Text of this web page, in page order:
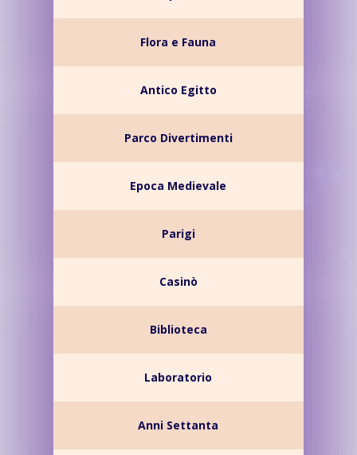
Flora e Fauna
Antico Egitto
Parco Divertimenti
Epoca Medievale
Parigi
Casinò
Biblioteca
Laboratorio
Anni Settanta